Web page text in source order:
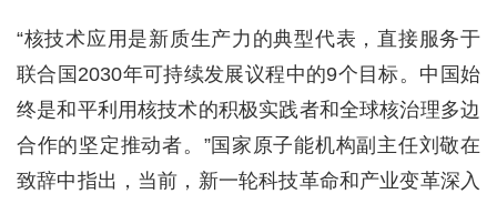
“核技术应用是新质生产力的典型代表，直接服务于
联合国2030年可持续发展议程中的9个目标。中国始
终是和平利用核技术的积极实践者和全球核治理多边
合作的坚定推动者。”国家原子能机构副主任刘敬在
致辞中指出，当前，新一轮科技革命和产业变革深入